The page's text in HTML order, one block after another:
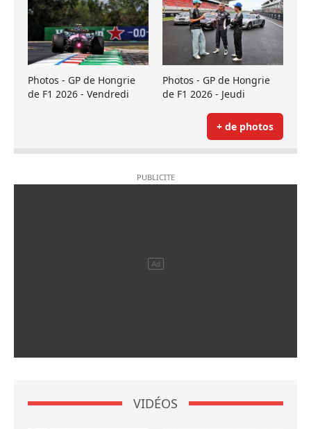
Photos - GP de Hongrie
de F1 2026 - Vendredi
Photos - GP de Hongrie
de F1 2026 - Jeudi
+ de photos
VIDÉOS